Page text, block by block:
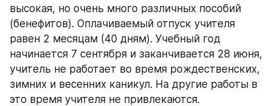
высокая, но очень много различных пособий
(бенефитов). Оплачиваемый отпуск учителя
равен 2 месяцам (40 дням). Учебный год
начинается 7 сентября и заканчивается 28 июня,
учитель не работает во время рождественских,
зимних и весенних каникул. На другие работы в
это время учителя не привлекаются.